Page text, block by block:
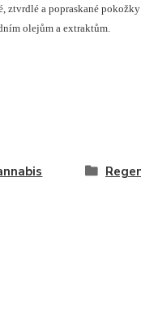
ztvrdlé a popraskané
olejům a extraktům.